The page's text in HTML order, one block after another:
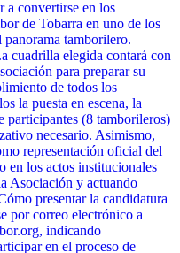
a convertirse en los
de Tobarra en uno de los
panorama tamborilero.
cuadrilla elegida contará con
para preparar su
de todos los
la puesta en escena, la
participantes (8 tamborileros)
necesario. Asimismo,
representación oficial del
en los actos institucionales
Asociación y actuando
presentar la candidatura
por correo electrónico a
indicando
en el proceso de